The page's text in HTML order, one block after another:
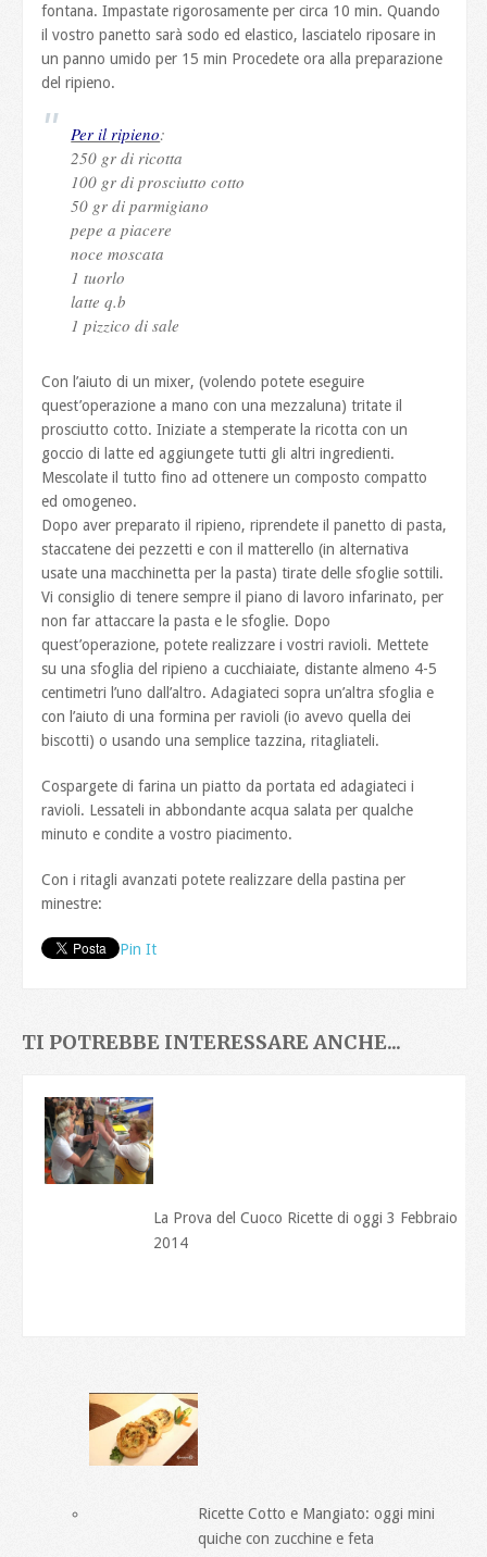
fontana. Impastate rigorosamente per circa 10 min. Quando
il vostro panetto sarà sodo ed elastico, lasciatelo riposare in
un panno umido per 15 min Procedete ora alla preparazione
del ripieno.
Per il ripieno:
250 gr di ricotta
100 gr di prosciutto cotto
50 gr di parmigiano
pepe a piacere
noce moscata
1 tuorlo
latte q.b
1 pizzico di sale
Con l’aiuto di un mixer, (volendo potete eseguire
quest’operazione a mano con una mezzaluna) tritate il
prosciutto cotto. Iniziate a stemperate la ricotta con un
goccio di latte ed aggiungete tutti gli altri ingredienti.
Mescolate il tutto fino ad ottenere un composto compatto
ed omogeneo.
Dopo aver preparato il ripieno, riprendete il panetto di pasta,
staccatene dei pezzetti e con il matterello (in alternativa
usate una macchinetta per la pasta) tirate delle sfoglie sottili.
Vi consiglio di tenere sempre il piano di lavoro infarinato, per
non far attaccare la pasta e le sfoglie. Dopo
quest’operazione, potete realizzare i vostri ravioli. Mettete
su una sfoglia del ripieno a cucchiaiate, distante almeno 4-5
centimetri l’uno dall’altro. Adagiateci sopra un’altra sfoglia e
con l’aiuto di una formina per ravioli (io avevo quella dei
biscotti) o usando una semplice tazzina, ritagliateli.
Cospargete di farina un piatto da portata ed adagiateci i
ravioli. Lessateli in abbondante acqua salata per qualche
minuto e condite a vostro piacimento.
Con i ritagli avanzati potete realizzare della pastina per
minestre:
Pin It
TI POTREBBE INTERESSARE ANCHE...
La Prova del Cuoco Ricette di oggi 3 Febbraio
2014
Ricette Cotto e Mangiato: oggi mini
quiche con zucchine e feta